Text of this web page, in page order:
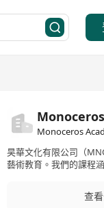
Monoceros
昊華文化有限公司（
藝術教育。我們的課程
供流行音樂及古典音樂
備 Rockschool、
查